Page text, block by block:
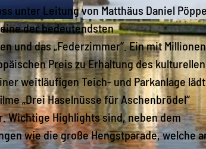
© inhaltlich, zeitlich und räumlich unbeschränkte
unter Leitung von Matthäus Daniel
der bedeutendsten
und das „Federzimmer“. Ein mit Millionen
Preis zu Erhaltung des kulturellen
weitläufigen Teich- und Parkanlage
„Drei Haselnüsse für Aschenbrödel“
Wichtige Highlights sind, neben dem
wie die große Hengstparade, welche